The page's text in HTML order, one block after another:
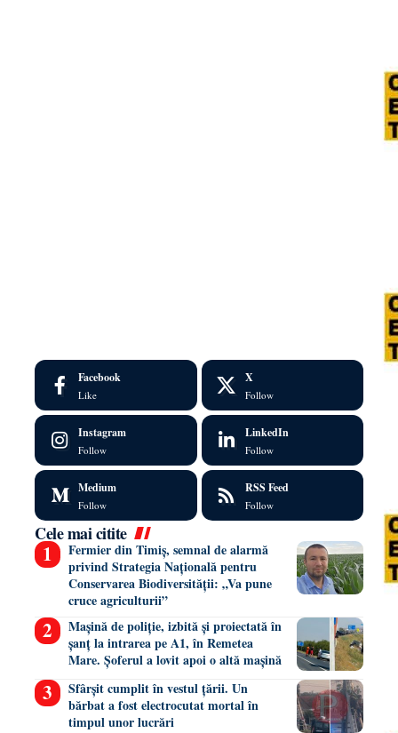
Facebook
Like
X
Follow
Instagram
Follow
LinkedIn
Follow
Medium
Follow
RSS Feed
Follow
Cele mai citite
Fermier din Timiș, semnal de alarmă
privind Strategia Națională pentru
Conservarea Biodiversității: „Va pune
cruce agriculturii”
Mașină de poliție, izbită și proiectată în
șanț la intrarea pe A1, în Remetea
Mare. Șoferul a lovit apoi o altă mașină
Sfârșit cumplit în vestul țării. Un
bărbat a fost electrocutat mortal în
timpul unor lucrări